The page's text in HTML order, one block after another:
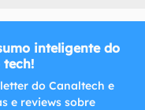
inteligente do
tech!
do Canaltech e
e reviews sobre